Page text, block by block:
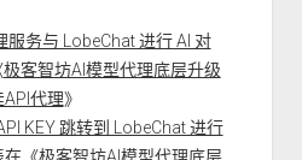
务与 LobeChat 进行 AI 对
极客智坊AI模型代理底层升级
代理》
KEY 跳转到 LobeChat 进行